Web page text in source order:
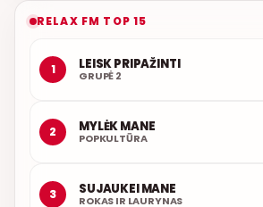
RELAX FM TOP 15
1 LEISK PRIPAŽINTI
GRUPĖ 2
2 MYLĖK MANE
POPKULTŪRA
3 SUJAUKEI MANE
ROKAS IR LAURYNAS